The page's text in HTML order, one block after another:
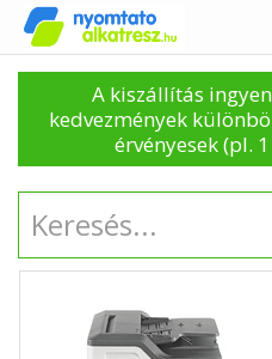
A kiszállítás
kedvezmények
érvényesek (pl.